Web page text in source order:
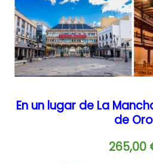
En un lugar de La
de Oro
265,00